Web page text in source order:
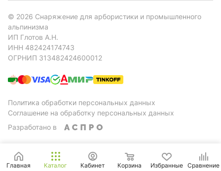
© 2026 Снаряжение для арбористики и промышленного
альпинизма
ИП Глотов А.Н.
ИНН 482424174743
ОГРНИП 313482424600012
Политика обработки персональных данных
Соглашение на обработку персональных данных
Разработано в
Главная Каталог Кабинет Корзина Избранные Сравнение